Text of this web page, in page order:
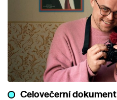
Celovečerní dokument